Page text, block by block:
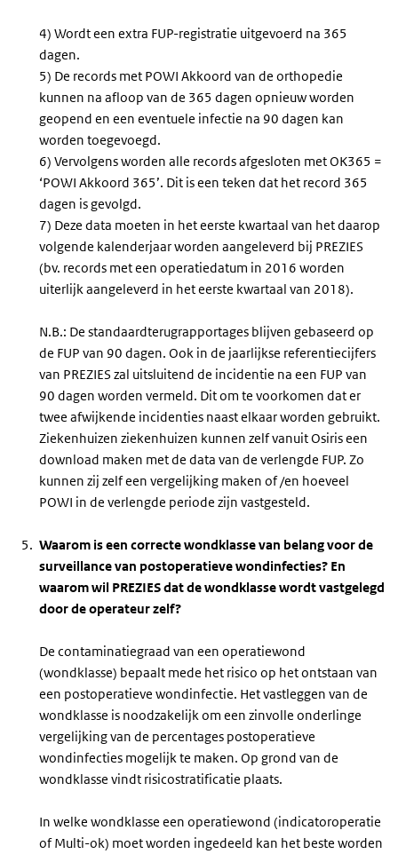
4) Wordt een extra FUP-registratie uitgevoerd na 365
dagen.
5) De records met POWI Akkoord van de orthopedie
kunnen na afloop van de 365 dagen opnieuw worden
geopend en een eventuele infectie na 90 dagen kan
worden toegevoegd.
6) Vervolgens worden alle records afgesloten met OK365 =
‘POWI Akkoord 365’. Dit is een teken dat het record 365
dagen is gevolgd.
7) Deze data moeten in het eerste kwartaal van het daarop
volgende kalenderjaar worden aangeleverd bij PREZIES
(bv. records met een operatiedatum in 2016 worden
uiterlijk aangeleverd in het eerste kwartaal van 2018).
N.B.: De standaardterugrapportages blijven gebaseerd op
de FUP van 90 dagen. Ook in de jaarlijkse referentiecijfers
van PREZIES zal uitsluitend de incidentie na een FUP van
90 dagen worden vermeld. Dit om te voorkomen dat er
twee afwijkende incidenties naast elkaar worden gebruikt.
Ziekenhuizen ziekenhuizen kunnen zelf vanuit Osiris een
download maken met de data van de verlengde FUP. Zo
kunnen zij zelf een vergelijking maken of /en hoeveel
POWI in de verlengde periode zijn vastgesteld.
Waarom is een correcte wondklasse van belang voor de
surveillance van postoperatieve wondinfecties? En
waarom wil PREZIES dat de wondklasse wordt vastgelegd
door de operateur zelf?
De contaminatiegraad van een operatiewond
(wondklasse) bepaalt mede het risico op het ontstaan van
een postoperatieve wondinfectie. Het vastleggen van de
wondklasse is noodzakelijk om een zinvolle onderlinge
vergelijking van de percentages postoperatieve
wondinfecties mogelijk te maken. Op grond van de
wondklasse vindt risicostratificatie plaats.
In welke wondklasse een operatiewond (indicatoroperatie
of Multi-ok) moet worden ingedeeld kan het beste worden